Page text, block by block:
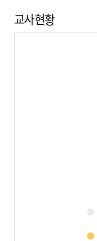
교사현황